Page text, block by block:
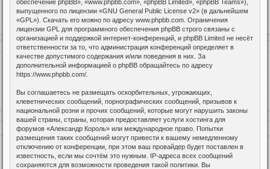
обеспечение phpBB», «www.phpbb.com», «phpBB Limited», «phpBB Teams»),
выпущенного по лицензии «GNU General Public License v2» (в дальнейшем
«GPL»). Скачать его можно по адресу www.phpbb.com . Ограничения
лицензии GPL для программного обеспечения phpBB строго связаны с
организацией и поддержкой интернет-конференций, и phpBB Limited не несёт
ответственности за то, что администрация конференций определяет в
качестве допустимого содержания и/или поведения в них. За
дополнительной информацией о phpBB обращайтесь по адресу
https://www.phpbb.com/
Вы соглашаетесь не размещать оскорбительных, угрожающих,
клеветнических сообщений, порнографических сообщений, призывов к
национальной розни и прочих сообщений, которые могут нарушить законы
вашей страны, страны, которая предоставляет услуги хостинга для
форумов «Александр Король» или международное право. Попытки
размещения таких сообщений могут привести к вашему немедленному
отключению от конференции, при этом ваш провайдер будет поставлен в
известность, если мы сочтём это нужным. IP-адреса всех сообщений
сохраняются для возможности проведения такой политики. Вы